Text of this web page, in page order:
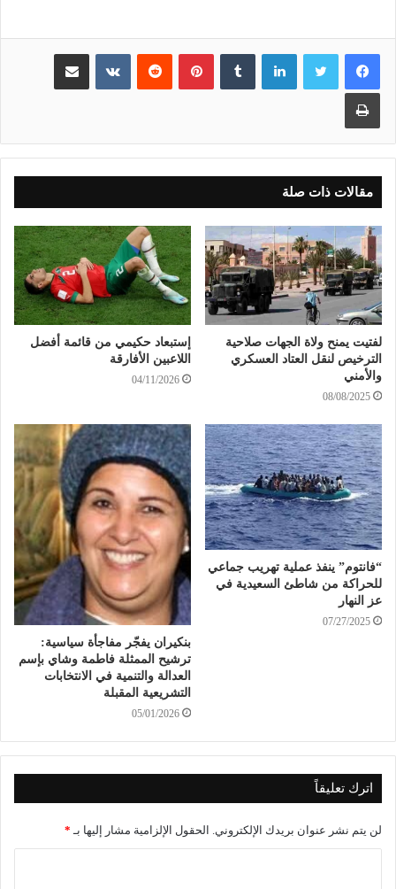
لينكدإن بينتيريست مشاركة عبر البريد
طباعة
مقالات ذات صلة
لفتيت يمنح ولاة الجهات صلاحية
الترخيص لنقل العتاد العسكري
والأمني
08/08/2025
إستبعاد حكيمي من قائمة أفضل
اللاعبين الأفارقة
04/11/2026
“فانتوم” ينفذ عملية تهريب جماعي
للحراكة من شاطئ السعيدية في
عز النهار
07/27/2025
بنكيران يفجّر مفاجأة سياسية:
ترشيح الممثلة فاطمة وشاي بإسم
العدالة والتنمية في الانتخابات
التشريعية المقبلة
05/01/2026
اترك تعليقاً
لن يتم نشر عنوان بريدك الإلكتروني. الحقول الإلزامية مشار إليها بـ *